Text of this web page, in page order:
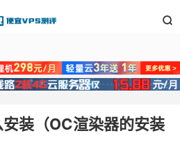

装（OC渲染器的安装